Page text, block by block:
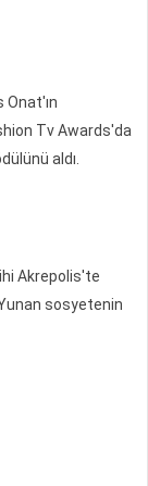
Onat'ın
Tv Awards'da
aldı.
Akrepolis'te
sosyetenin